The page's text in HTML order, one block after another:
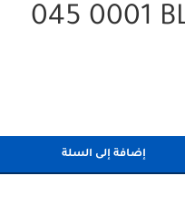
045 0001
إضافة إلى السلة